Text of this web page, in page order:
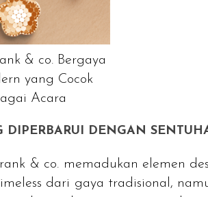
& co. Bergaya
yang Cocok
Acara
DIPERBARUI DENGAN
& co. memadukan elemen
dari gaya tradisional,